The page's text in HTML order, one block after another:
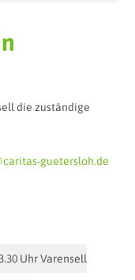
die zuständige
guetersloh.de
Uhr Varensell